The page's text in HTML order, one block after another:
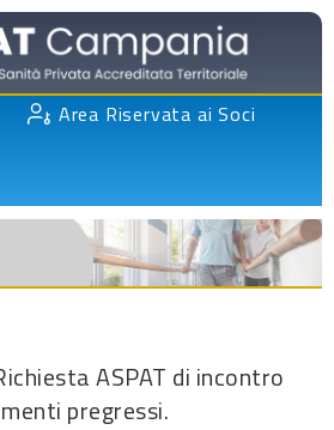
Area Riservata ai Soci
ASPAT di incontro
pregressi.